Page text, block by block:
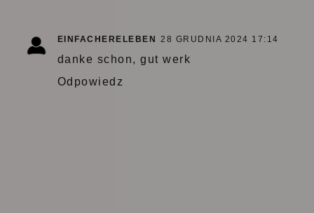
EINFACHERELEBEN 28 GRUDNIA 2024 17:14
danke schon, gut werk
Odpowiedz